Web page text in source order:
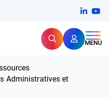
RechercherMENU
et proximité pour
Administratives et